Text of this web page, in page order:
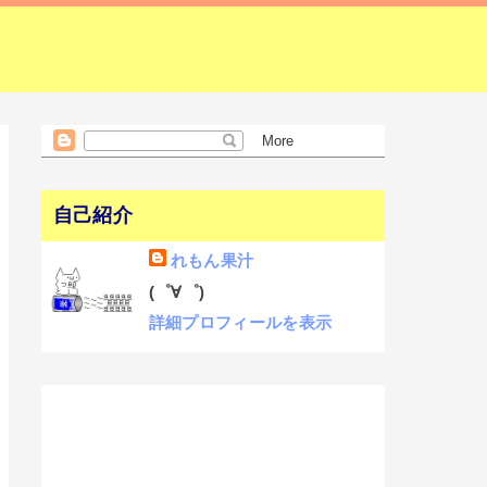
自己紹介
れもん果汁
(゜∀゜)
詳細プロフィールを表示